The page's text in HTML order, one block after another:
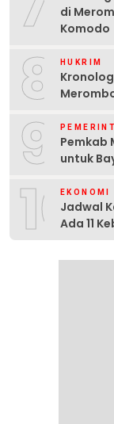
di
Komodo
8 HUKRIM
9
Pemkab
untuk
10EKONOMI
Jadwal
Ada 11